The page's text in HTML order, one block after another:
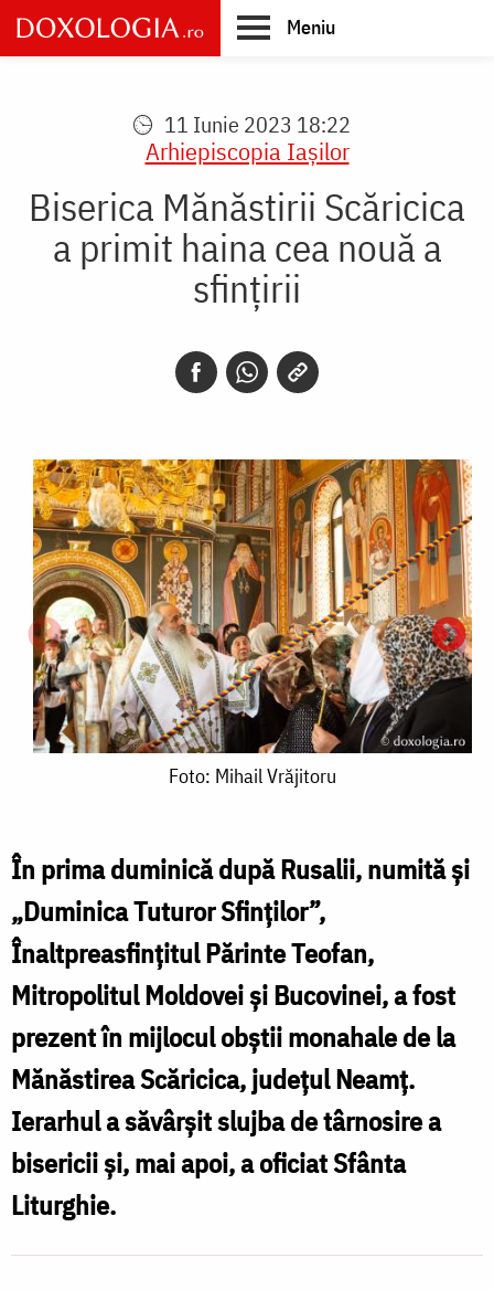
Skip
to
main
Meniu
11 Iunie 2023 18:22
Arhiepiscopia Iaşilor
Biserica Mănăstirii Scăricica
a primit haina cea nouă a
sfințirii
Foto: Mihail Vrăjitoru
În prima duminică după Rusalii, numită și
„Duminica Tuturor Sfinților”,
Înaltpreasfințitul Părinte Teofan,
Mitropolitul Moldovei și Bucovinei, a fost
prezent în mijlocul obștii monahale de la
Mănăstirea Scăricica, județul Neamț.
Ierarhul a săvârșit slujba de târnosire a
bisericii și, mai apoi, a oficiat Sfânta
Liturghie.